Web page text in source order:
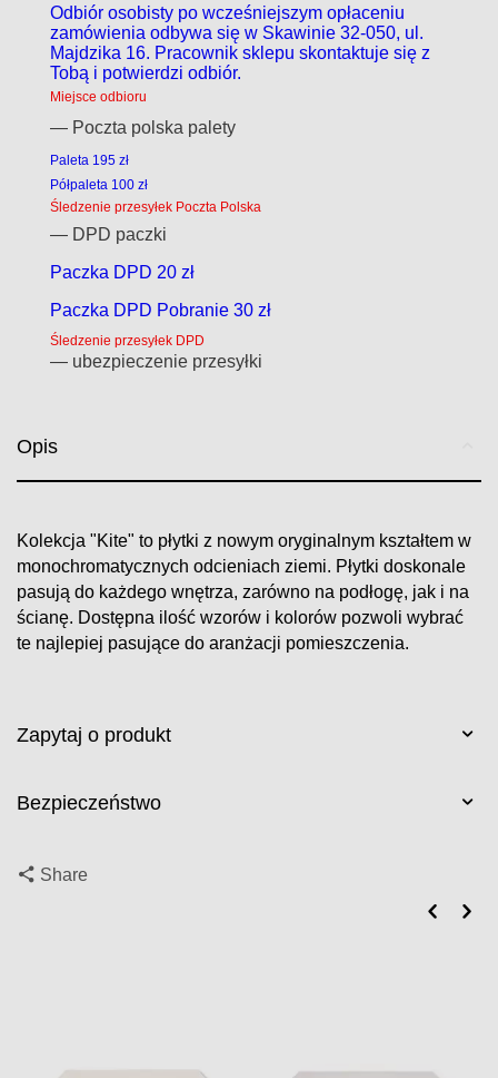
Odbiór osobisty po wcześniejszym opłaceniu
zamówienia odbywa się w Skawinie 32-050, ul.
Majdzika 16. Pracownik sklepu skontaktuje się z
Tobą i potwierdzi odbiór.
Miejsce odbioru
— Poczta polska palety
Paleta 195 zł
Półpaleta 100 zł
Śledzenie przesyłek Poczta Polska
— DPD paczki
Paczka DPD 20 zł
Paczka DPD Pobranie 30 zł
Śledzenie przesyłek DPD
— ubezpieczenie przesyłki
Opis
Kolekcja "Kite" to płytki z nowym oryginalnym kształtem w
monochromatycznych odcieniach ziemi. Płytki doskonale
pasują do każdego wnętrza, zarówno na podłogę, jak i na
ścianę. Dostępna ilość wzorów i kolorów pozwoli wybrać
te najlepiej pasujące do aranżacji pomieszczenia.
Zapytaj o produkt
Bezpieczeństwo
Share